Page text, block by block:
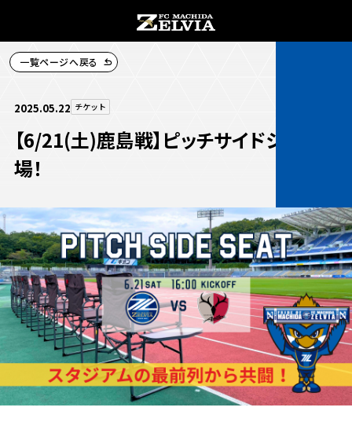
お知らせトップ
TOPチーム
試合情報
チケット
イベント
ファンクラブ
試合情報
試合情報トップ
試合データ
試合日程・結果
順位表・ゴールランキング
観戦する
観戦するトップ
チケットを買う
クラブを知る
クラブを知るトップ
一覧ページへ戻る
2025.05.22 チケット
【6/21(土)鹿島戦】ピッチサイドシート登
場！